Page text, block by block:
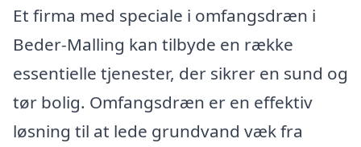
Et firma med speciale i omfangsdræn i
Beder-Malling kan tilbyde en række
essentielle tjenester, der sikrer en sund og
tør bolig. Omfangsdræn er en effektiv
løsning til at lede grundvand væk fra